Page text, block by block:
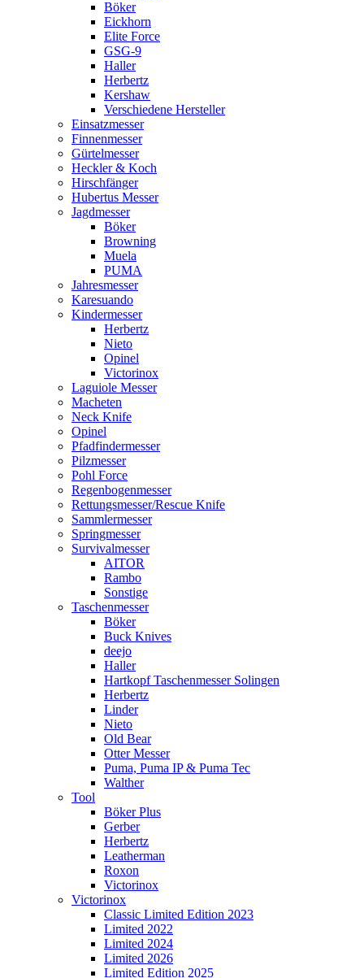
Böker
Eickhorn
Elite Force
GSG-9
Haller
Herbertz
Kershaw
Verschiedene Hersteller
Einsatzmesser
Finnenmesser
Gürtelmesser
Heckler & Koch
Hirschfänger
Hubertus Messer
Jagdmesser
Böker
Browning
Muela
PUMA
Jahresmesser
Karesuando
Kindermesser
Herbertz
Nieto
Opinel
Victorinox
Laguiole Messer
Macheten
Neck Knife
Opinel
Pfadfindermesser
Pilzmesser
Pohl Force
Regenbogenmesser
Rettungsmesser/Rescue Knife
Sammlermesser
Springmesser
Survivalmesser
AITOR
Rambo
Sonstige
Taschenmesser
Böker
Buck Knives
deejo
Haller
Hartkopf Taschenmesser Solingen
Herbertz
Linder
Nieto
Old Bear
Otter Messer
Puma, Puma IP & Puma Tec
Walther
Tool
Böker Plus
Gerber
Herbertz
Leatherman
Roxon
Victorinox
Victorinox
Classic Limited Edition 2023
Limited 2022
Limited 2024
Limited 2026
Limited Edition 2025